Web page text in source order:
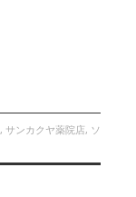
, サンカクヤ薬院店, ソ